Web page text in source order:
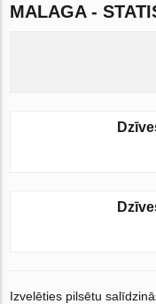
MALAGA -
Izvelēties pilsētu